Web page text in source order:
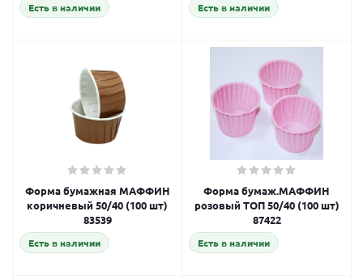
Есть в наличии Есть в наличии
Форма бумажная МАФФИН
коричневый 50/40 (100 шт)
83539
Есть в наличии
Форма бумаж.МАФФИН
розовый ТОП 50/40 (100 шт)
87422
Есть в наличии